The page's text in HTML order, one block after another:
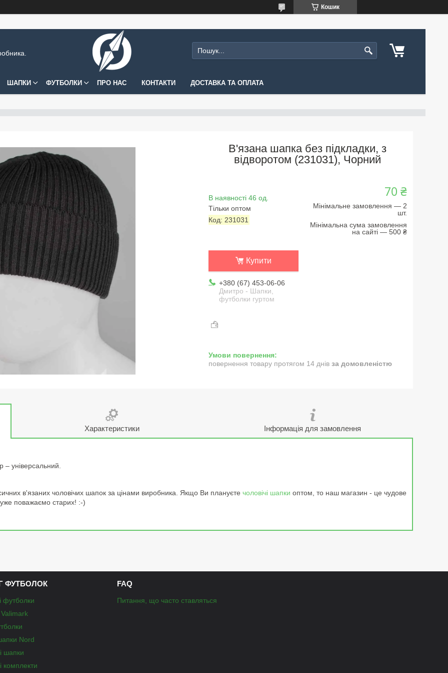
Кошик
ШАПКИ ФУТБОЛКИ ПРО НАС КОНТАКТИ ДОСТАВКА ТА ОПЛАТА
В'язана шапка без підкладки, з
відворотом (231031), Чорний
В наявності 46 од.
Тільки оптом
Код: 231031
70 ₴
Мінімальне замовлення — 2
шт.
Мінімальна сума замовлення
на сайті — 500 ₴
Купити
+380 (67) 453-06-06
Дмитро - Шапки,
футболки гуртом
повернення товару протягом 14 днів за домовленістю
Характеристики Інформація для замовлення
– універсальний.
в'язаних чоловічих шапок за цінами виробника. Якщо Ви плануєте чоловічі шапки оптом, то наш магазин - це чудове
поважаємо старих! :-)
ФУТБОЛОК
футболки
Nord
шапки
комплекти
FAQ
Питання, що часто ставляться